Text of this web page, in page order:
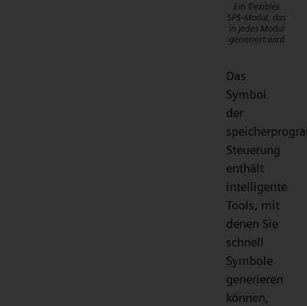
Ein flexibles
SPS-Modul, das
in jedes Modul
generiert wird
Das
Symbol
der
Steuerung
enthält
intelligente
Tools, mit
denen Sie
schnell
Symbole
generieren
können,